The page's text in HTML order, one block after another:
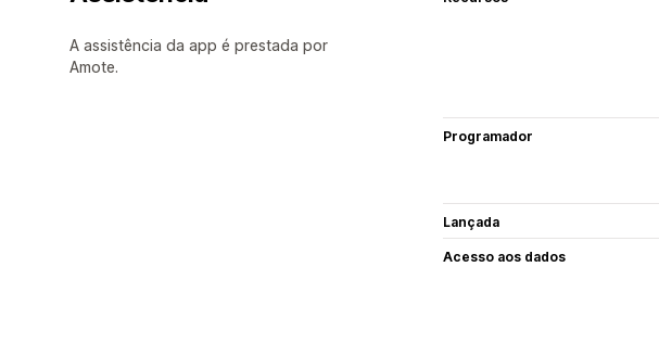
A assistência da app é prestada por
Amote.
Programador
Lançada
Acesso aos dados